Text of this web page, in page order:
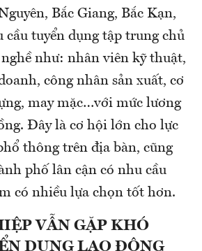
Bắc Giang, Bắc Kạn,
tuyển dụng tập trung chủ
nghề như: nhân viên kỹ thuật,
công nhân sản xuất, cơ
may mặc…với mức lương
Đây là cơ hội lớn cho lực
thông trên địa bàn, cũng
phố lân cận có nhu cầu
có nhiều lựa chọn tốt hơn.
VẪN GẶP KHÓ
DỤNG LAO ĐỘNG